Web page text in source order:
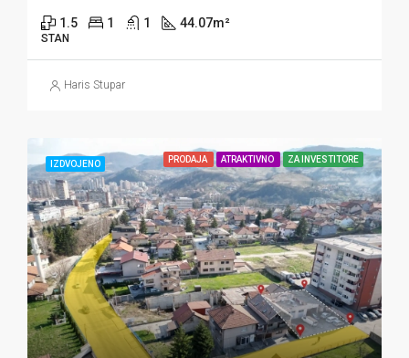
1.5 1 1 44.07m²
STAN
Haris Stupar
IZDVOJENO PRODAJA ATRAKTIVNO ZA INVESTITORE